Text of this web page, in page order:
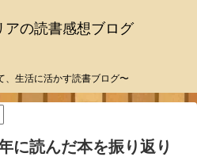
アの読書感想ブログ
、生活に活かす読書ブログ〜
に読んだ本を振り返り